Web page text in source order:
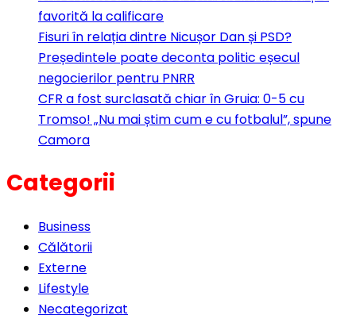
favorită la calificare
Fisuri în relația dintre Nicușor Dan și PSD?
Președintele poate deconta politic eșecul
negocierilor pentru PNRR
CFR a fost surclasată chiar în Gruia: 0-5 cu
Tromso! „Nu mai știm cum e cu fotbalul”, spune
Camora
Categorii
Business
Călătorii
Externe
Lifestyle
Necategorizat